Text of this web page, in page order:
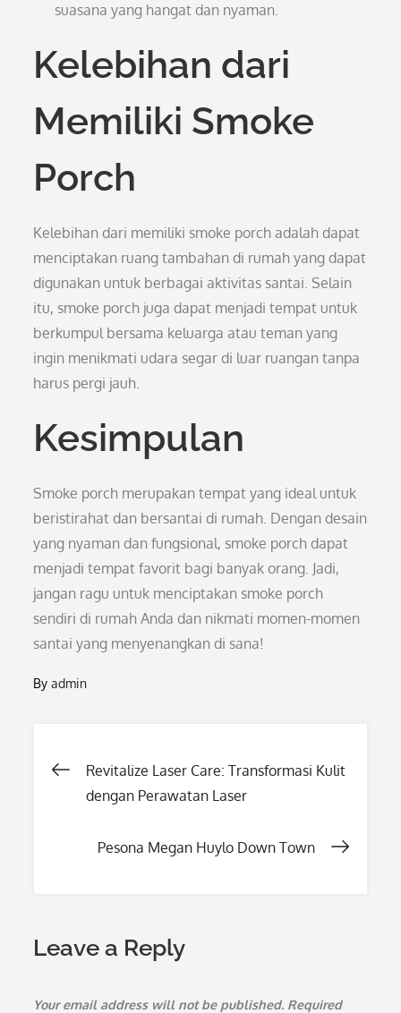
suasana yang hangat dan nyaman.
Kelebihan dari
Memiliki Smoke
Porch
Kelebihan dari memiliki smoke porch adalah dapat
menciptakan ruang tambahan di rumah yang dapat
digunakan untuk berbagai aktivitas santai. Selain
itu, smoke porch juga dapat menjadi tempat untuk
berkumpul bersama keluarga atau teman yang
ingin menikmati udara segar di luar ruangan tanpa
harus pergi jauh.
Kesimpulan
Smoke porch merupakan tempat yang ideal untuk
beristirahat dan bersantai di rumah. Dengan desain
yang nyaman dan fungsional, smoke porch dapat
menjadi tempat favorit bagi banyak orang. Jadi,
jangan ragu untuk menciptakan smoke porch
sendiri di rumah Anda dan nikmati momen-momen
santai yang menyenangkan di sana!
Byadmin
Post
Revitalize Laser Care: Transformasi Kulit
dengan Perawatan Laser
Pesona Megan Huylo Down Town
Leave a Reply
Your email address will not be published. Required